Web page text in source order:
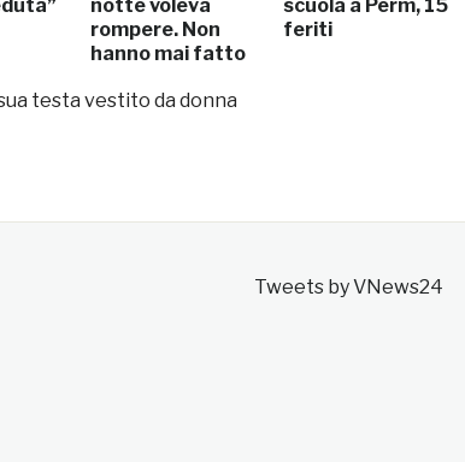
notte voleva
rompere. Non
hanno mai fatto
scuola a Perm, 15
feriti
testa vestito da donna
Tweets by VNews24